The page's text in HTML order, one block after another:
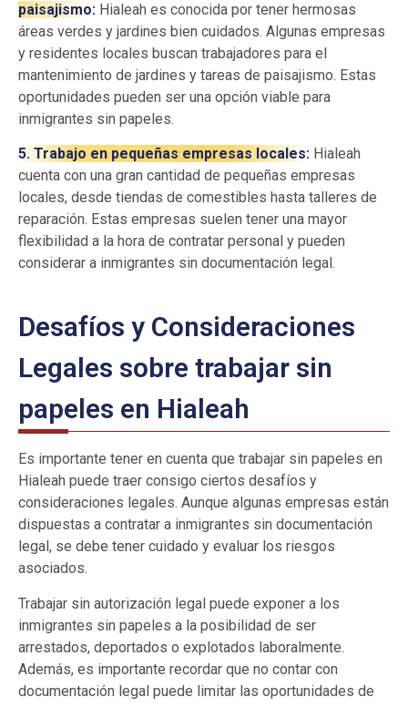
paisajismo: Hialeah es conocida por tener hermosas
áreas verdes y jardines bien cuidados. Algunas empresas
y residentes locales buscan trabajadores para el
mantenimiento de jardines y tareas de paisajismo. Estas
oportunidades pueden ser una opción viable para
inmigrantes sin papeles.
5. Trabajo en pequeñas empresas locales: Hialeah
cuenta con una gran cantidad de pequeñas empresas
locales, desde tiendas de comestibles hasta talleres de
reparación. Estas empresas suelen tener una mayor
flexibilidad a la hora de contratar personal y pueden
considerar a inmigrantes sin documentación legal.
Desafíos y Consideraciones
Legales sobre trabajar sin
papeles en Hialeah
Es importante tener en cuenta que trabajar sin papeles en
Hialeah puede traer consigo ciertos desafíos y
consideraciones legales. Aunque algunas empresas están
dispuestas a contratar a inmigrantes sin documentación
legal, se debe tener cuidado y evaluar los riesgos
asociados.
Trabajar sin autorización legal puede exponer a los
inmigrantes sin papeles a la posibilidad de ser
arrestados, deportados o explotados laboralmente.
Además, es importante recordar que no contar con
documentación legal puede limitar las oportunidades de